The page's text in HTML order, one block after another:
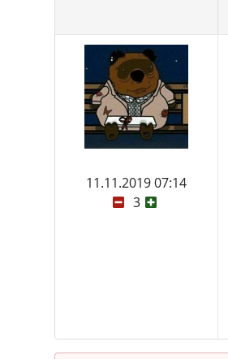
11.11.2019 07:14
3